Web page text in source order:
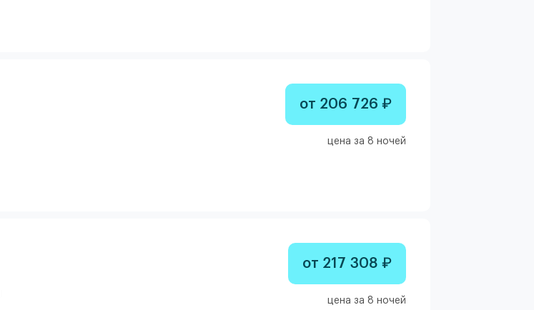
от 206 726 ₽
цена за 8 ночей
от 217 308 ₽
цена за 8 ночей